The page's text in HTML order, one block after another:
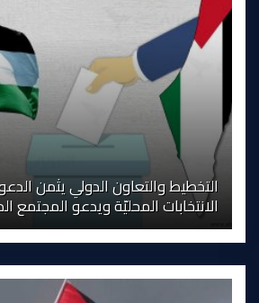
التخطيط والتعاون الدولي يثمن
الانتخابات المحليّة ويدعو المجتمع